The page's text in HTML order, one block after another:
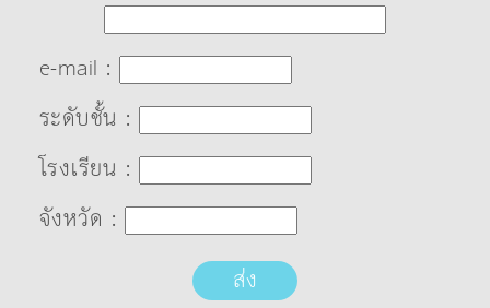
e-mail :
ระดับชั้น :
โรงเรียน :
จังหวัด :
ส่ง